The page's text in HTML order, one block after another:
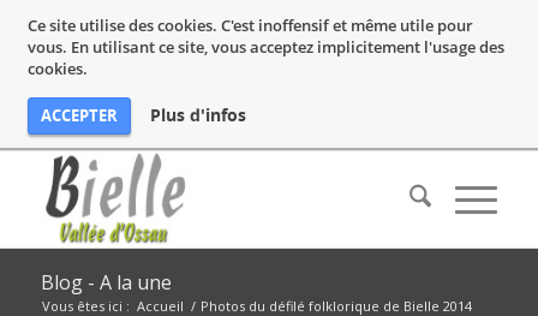
Ce site utilise des cookies. C'est inoffensif et même utile pour
vous. En utilisant ce site, vous acceptez implicitement l'usage des
cookies.
ACCEPTER Plus d'infos
Blog - A la une
Vous êtes ici : Accueil / Photos du défilé folklorique de Bielle 2014